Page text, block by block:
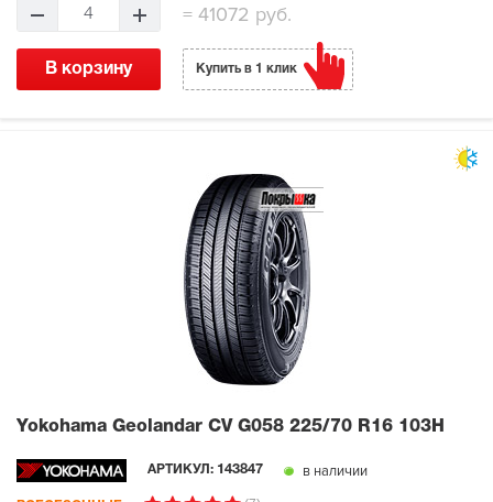
4 = 41072 руб.
В корзину Купить в 1 клик
Yokohama Geolandar CV G058 225/70 R16 103H
АРТИКУЛ: 143847 в наличии